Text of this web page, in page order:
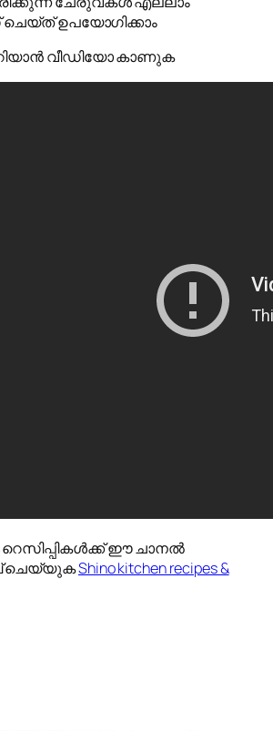
ഉപയോഗിക്കാം
വീഡിയോ കാണുക
ഈ ചാനൽ
ചെയ്യുകShino kitchen recipes &